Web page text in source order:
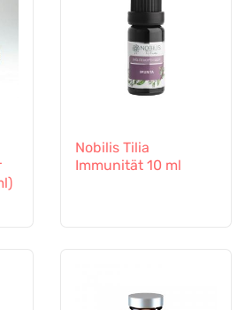
Nobilis Tilia
Immunität 10 ml